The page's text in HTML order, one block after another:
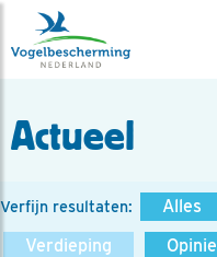
Actueel
Verfijn resultaten: Alles
Verdieping
Opinie